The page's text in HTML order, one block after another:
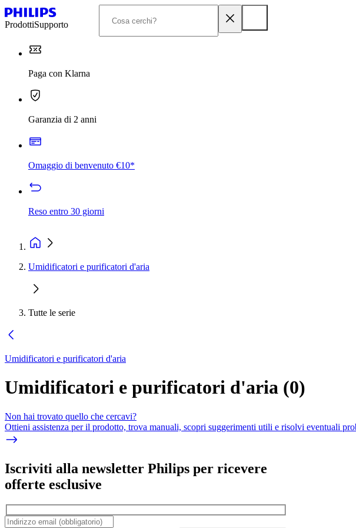
ProdottiSupporto
Paga con Klarna
Garanzia di 2 anni
Omaggio di benvenuto €10*
Reso entro 30 giorni
Umidificatori e purificatori d'aria
Tutte le serie
Umidificatori e purificatori d'aria
Umidificatori e purificatori d'aria (0)
Non hai trovato quello che cercavi?
Ottieni assistenza per il prodotto, trova manuali, scopri suggerimenti utili e risolvi eventuali
Iscriviti alla newsletter Philips per ricevere
offerte esclusive